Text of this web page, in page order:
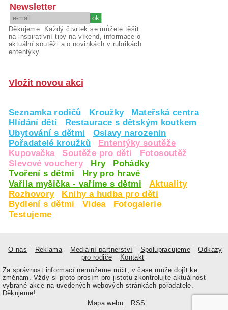
Newsletter
Děkujeme. Každý čtvrtek se můžete těšit
na inspirativní tipy na víkend, informace o
aktuální soutěži a o novinkách v rubrikách
ententýky.
Vložit novou akci
Seznamka rodičů Kroužky
Mateřská centra
Hlídání dětí
Restaurace s dětským koutkem
Ubytování s dětmi
Oslavy narozenin
Pořadatelé kroužků
Ententýky soutěže
Kupovačka
Soutěže pro děti
Fotosoutěž
Slevové vouchery
Hry
Pohádky
Tvoření s dětmi
Hry pro hravé
Vařila myšička - vaříme s dětmi
Aktuality
Rozhovory
Knihy a hudba pro děti
Bydlení s dětmi
Videa
Fotogalerie
Testujeme
O nás Reklama Mediální partnerství Spolupracujeme
Odkazy
pro rodiče
Kontakt
Za správnost informací nemůžeme ručit, v čase může dojít ke
změnám. Vždy si proto prosím pro jistotu zkontrolujte aktuálnost
vybrané akce na uvedených webových stránkách pořadatele.
Děkujeme!
Mapa webu
RSS